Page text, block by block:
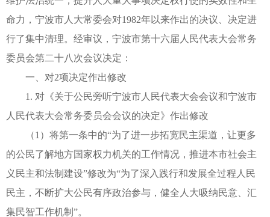
命力，宁波市人大常委会对1982年以来作出的决议、决定进
行了集中清理。经审议，宁波市第十六届人民代表大会常务
委员会第二十八次会议决定：
一、对2项决定作出修改
1. 对《关于公民旁听宁波市人民代表大会会议和宁波市
人民代表大会常务委员会会议的决定》作出修改
（1）将第一条中的“为了进一步拓宽民主渠道，让更多
的公民了解地方国家权力机关的工作情况，推进本市社会主
义民主和法制建设”修改为“为了深入践行和发展全过程人民
民主，不断扩大公民有序政治参与，健全人大吸纳民意、汇
集民智工作机制”。